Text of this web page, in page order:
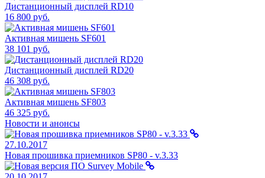
Дистанционный дисплей RD10
16 800 руб.
Активная мишень SF601
38 101 руб.
Дистанционный дисплей RD20
46 308 руб.
Активная мишень SF803
46 325 руб.
Новости и анонсы
27.10.2017
Новая прошивка приемников SP80 - v.3.33